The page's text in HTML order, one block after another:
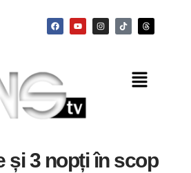
și 3 nopți în scop